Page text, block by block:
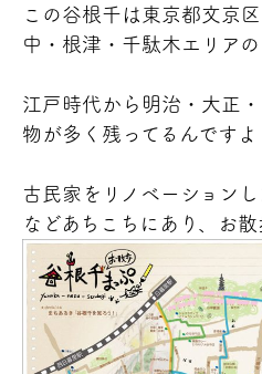
この谷根千は東京都文京
中・根津・千駄木エリアの
江戸時代から明治・大正
物が多く残ってるんですよ
古民家をリノベーション
などあちこちにあり、お